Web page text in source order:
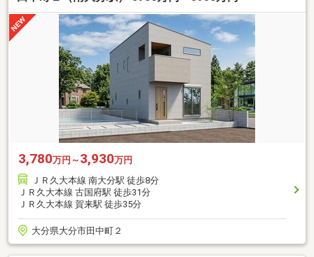
3,780万円～ 3,930万円
ＪＲ久大本線 南大分駅 徒歩8分
ＪＲ久大本線 古国府駅 徒歩31分
ＪＲ久大本線 賀来駅 徒歩35分
大分県大分市田中町２